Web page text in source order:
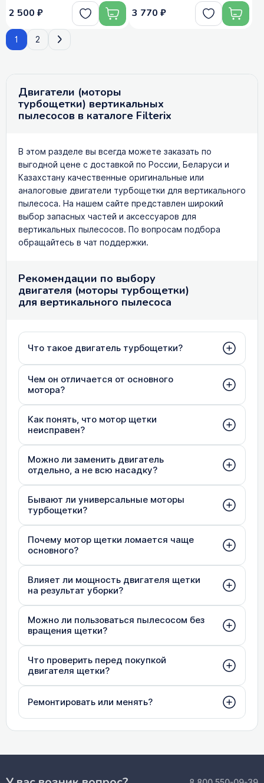
2 500 ₽ 3 770 ₽
1 2
Двигатели (моторы
турбощетки) вертикальных
пылесосов в каталоге Filterix
В этом разделе вы всегда можете заказать по
выгодной цене с доставкой по России, Беларуси и
Казахстану качественные оригинальные или
аналоговые двигатели турбощетки для вертикального
пылесоса. На нашем сайте представлен широкий
выбор запасных частей и аксессуаров для
вертикальных пылесосов. По вопросам подбора
обращайтесь в чат поддержки.
Рекомендации по выбору
двигателя (моторы турбощетки)
для вертикального пылесоса
Что такое двигатель турбощетки?
Чем он отличается от основного
мотора?
Как понять, что мотор щетки
неисправен?
Можно ли заменить двигатель
отдельно, а не всю насадку?
Бывают ли универсальные моторы
турбощетки?
Почему мотор щетки ломается чаще
основного?
Влияет ли мощность двигателя щетки
на результат уборки?
Можно ли пользоваться пылесосом без
вращения щетки?
Что проверить перед покупкой
двигателя щетки?
Ремонтировать или менять?